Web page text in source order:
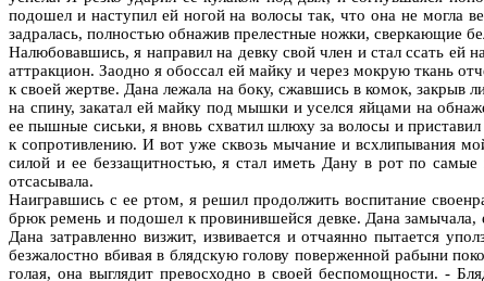
подошел и наступил ей ногой на волосы так, что она не могла
задралась, полностью обнажив прелестные ножки, сверкающие
Налюбовавшись, я направил на девку свой член и стал ссать
аттракцион. Заодно я обоссал ей майку и через мокрую ткань
к своей жертве. Дана лежала на боку, сжавшись в комок, закрыв
на спину, закатал ей майку под мышки и уселся яйцами на
ее пышные сиськи, я вновь схватил шлюху за волосы и
к сопротивлению. И вот уже сквозь мычание и всхлипывания
силой и ее беззащитностью, я стал иметь Дану в рот по
отсасывала.
Наигравшись с ее ртом, я решил продолжить воспитание
брюк ремень и подошел к провинившейся девке. Дана замычала,
Дана затравленно визжит, извивается и отчаянно пытается
безжалостно вбивая в блядскую голову поверженной рабыни
голая, она выглядит превосходно в своей беспомощности. -